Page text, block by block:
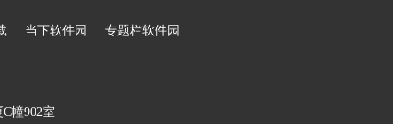
当下软件园 专题栏软件园
幢902室